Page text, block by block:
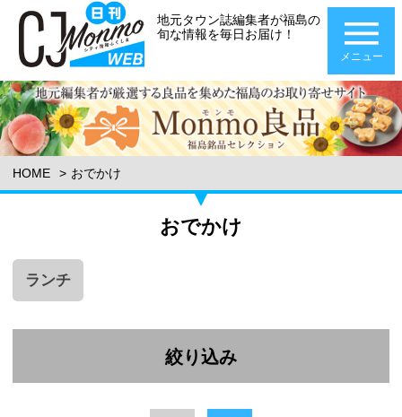
地元タウン誌編集者が福島の
旬な情報を毎日お届け！
メニュー
HOME おでかけ
おでかけ
ランチ
絞り込み